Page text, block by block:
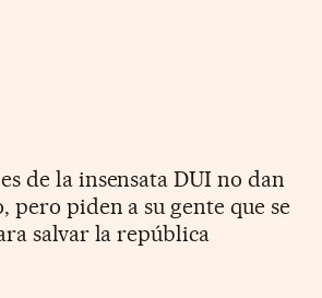
de la insensata DUI no dan
pero piden a su gente que se
salvar la república